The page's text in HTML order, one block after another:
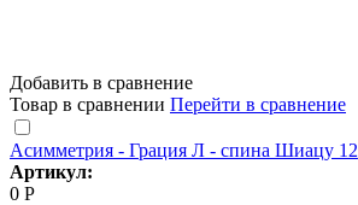
Добавить в сравнение
Товар в сравнении Перейти в сравнение
Асимметрия - Грация Л - спина Шиацу 12
Артикул:
0 Р